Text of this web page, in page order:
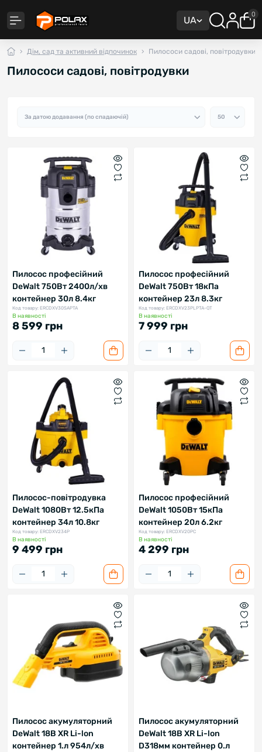
UA
0
Дім, сад та активний відпочинок Пилососи садові, повітродувки
Пилососи садові, повітродувки
Пилосос професійний
DeWalt 750Вт 2400л/хв
контейнер 30л 8.4кг
Код товару: ERCDXV30SAPTA
В наявності
8 599 грн
Пилосос професійний
DeWalt 750Вт 18кПа
контейнер 23л 8.3кг
Код товару: ERCDXV23PLPTA-QT
В наявності
7 999 грн
Пилосос-повітродувка
DeWalt 1080Вт 12.5кПа
контейнер 34л 10.8кг
Код товару: ERCDXV234P
В наявності
9 499 грн
Пилосос професійний
DeWalt 1050Вт 15кПа
контейнер 20л 6.2кг
Код товару: ERCDXV20PC
В наявності
4 299 грн
Пилосос акумуляторний
DeWalt 18В XR Li-lon
контейнер 1.л 954л/хв
Пилосос акумуляторний
DeWalt 18B XR Li-lon
D318мм контейнер 0.л